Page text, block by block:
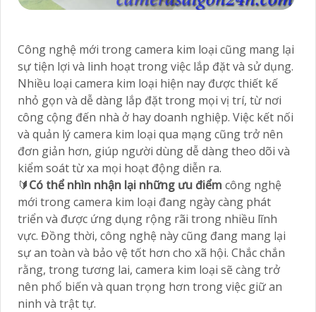
Công nghệ mới trong camera kim loại cũng mang lại
sự tiện lợi và linh hoạt trong việc lắp đặt và sử dụng.
Nhiều loại camera kim loại hiện nay được thiết kế
nhỏ gọn và dễ dàng lắp đặt trong mọi vị trí, từ nơi
công cộng đến nhà ở hay doanh nghiệp. Việc kết nối
và quản lý camera kim loại qua mạng cũng trở nên
đơn giản hơn, giúp người dùng dễ dàng theo dõi và
kiểm soát từ xa mọi hoạt động diễn ra.
🔰Có thể nhìn nhận lại những ưu điểm công nghệ
mới trong camera kim loại đang ngày càng phát
triển và được ứng dụng rộng rãi trong nhiều lĩnh
vực. Đồng thời, công nghệ này cũng đang mang lại
sự an toàn và bảo vệ tốt hơn cho xã hội. Chắc chắn
rằng, trong tương lai, camera kim loại sẽ càng trở
nên phổ biến và quan trọng hơn trong việc giữ an
ninh và trật tự.